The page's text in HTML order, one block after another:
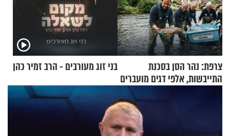
צרפת: נהר הסן בסכנת
התייבשות, אלפי דגים מועברים
בני זוג מעורבים - הרב זמיר כהן